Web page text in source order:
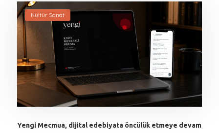
Kültür Sanat
Yengi Mecmua, dijital edebiyata öncülük etmeye devam